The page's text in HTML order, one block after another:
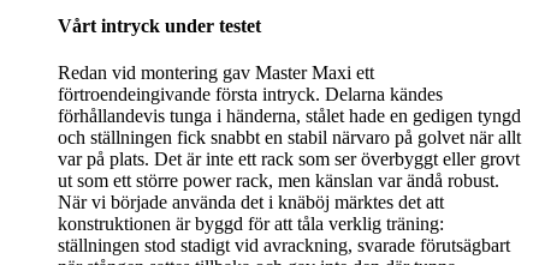
Vårt intryck under testet
Redan vid montering gav Master Maxi ett
förtroendeingivande första intryck. Delarna kändes
förhållandevis tunga i händerna, stålet hade en gedigen tyngd
och ställningen fick snabbt en stabil närvaro på golvet när allt
var på plats. Det är inte ett rack som ser överbyggt eller grovt
ut som ett större power rack, men känslan var ändå robust.
När vi började använda det i knäböj märktes det att
konstruktionen är byggd för att tåla verklig träning:
ställningen stod stadigt vid avrackning, svarade förutsägbart